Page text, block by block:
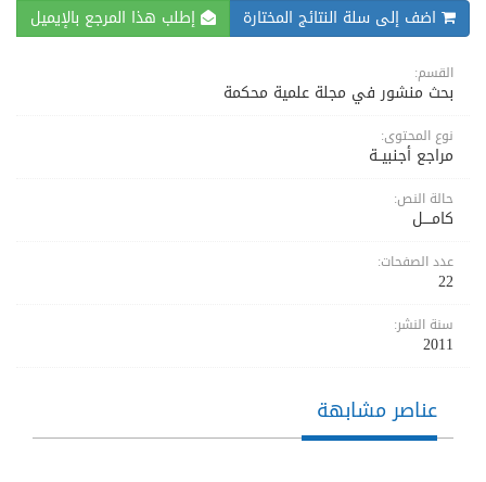
اضف إلى سلة النتائج المختارة إطلب هذا المرجع بالإيميل
القسم:
بحث منشور في مجلة علمية محكمة
نوع المحتوى:
مراجع أجنبيــة
حالة النص:
كامــــل
عدد الصفحات:
22
سنة النشر:
2011
عناصر مشابهة